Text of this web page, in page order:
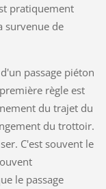
pratiquement
survenue de
passage piéton
règle est
du trajet du
du trottoir.
C'est souvent le
le passage